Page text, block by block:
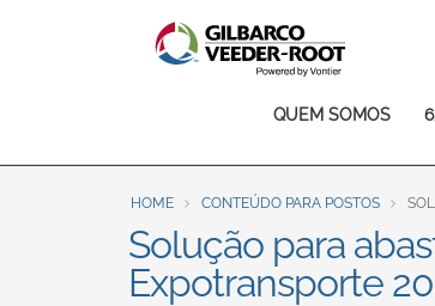
North America
United States Canada
Español English
Brazil
Português English
Main
navigation
QUEM SOMOS
HOME CONTEÚDO PARA POSTOS
Solução para
Expotransporte